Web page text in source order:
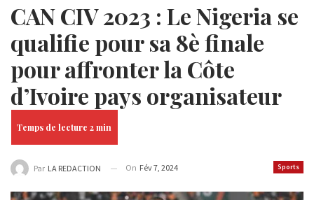
CAN CIV 2023 : Le Nigeria se
qualifie pour sa 8è finale
pour affronter la Côte
d’Ivoire pays organisateur
Sports
Par LA REDACTION On Fév 7, 2024